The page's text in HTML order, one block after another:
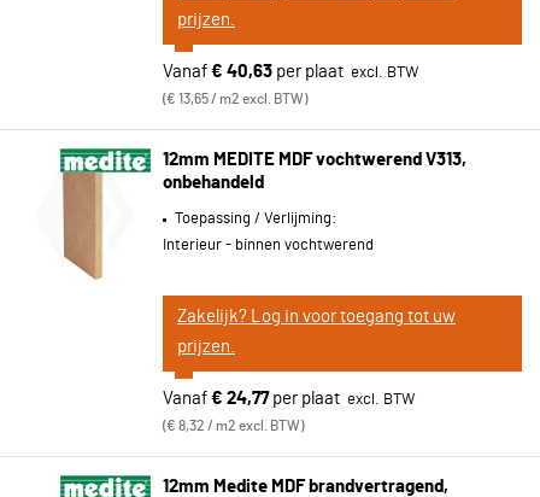
prijzen.
Vanaf € 40,63 per plaat
€ 13,65 / m2 excl. BTW
12mm MEDITE MDF vochtwerend V313,
onbehandeld
Toepassing / Verlijming:
Interieur - binnen vochtwerend
Zakelijk? Log in voor toegang tot uw
prijzen.
Vanaf € 24,77 per plaat
€ 8,32 / m2 excl. BTW
12mm Medite MDF brandvertragend,